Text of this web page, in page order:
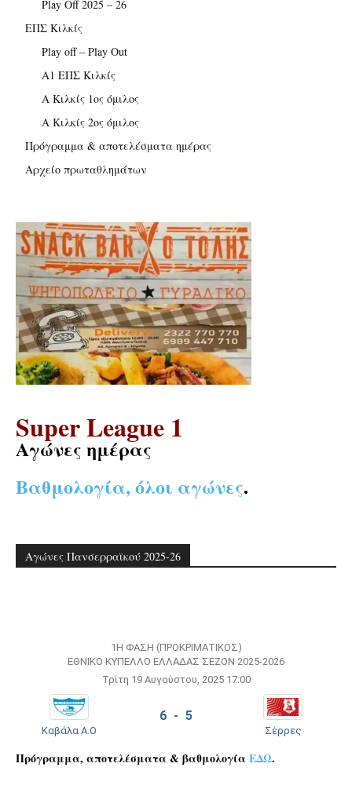
Play Off 2025 – 26
ΕΠΣ Κιλκίς
Play off – Play Out
Α1 ΕΠΣ Κιλκίς
Α Κιλκίς 1ος όμιλος
Α Κιλκίς 2ος όμιλος
Πρόγραμμα & αποτελέσματα ημέρας
Αρχείο πρωταθλημάτων
Super League 1
Αγώνες ημέρας
Βαθμολογία, όλοι αγώνες.
Αγώνες Πανσερραϊκού 2025-26
1Η ΦΆΣΗ (ΠΡΟΚΡΙΜΑΤΙΚΌΣ)
ΕΘΝΙΚΌ ΚΎΠΕΛΛΟ ΕΛΛΆΔΑΣ ΣΕΖΌΝ 2025-2026
Τρίτη 19 Αυγούστου, 2025 17:00
Καβάλα Α.Ο
6 - 5
Σέρρες
Πρόγραμμα, αποτελέσματα & βαθμολογίαΕΔΩ.